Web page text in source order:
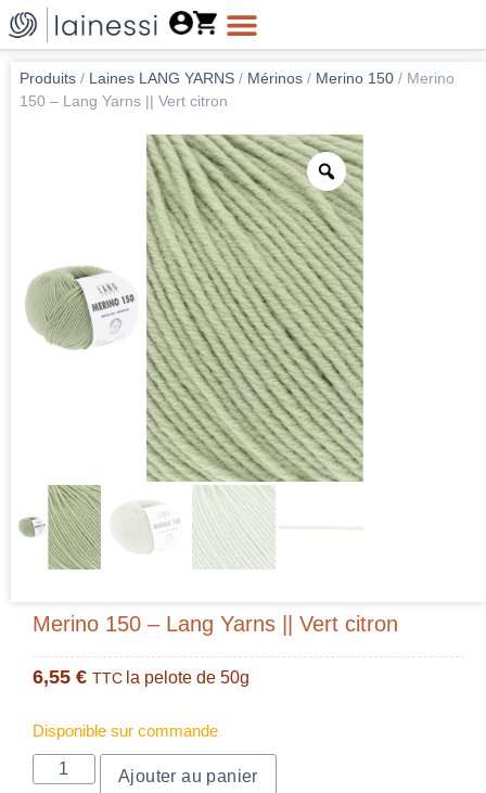
Produits / Laines LANG YARNS / Mérinos / Merino 150 / Merino
150 – Lang Yarns || Vert citron
Merino 150 – Lang Yarns || Vert citron
6,55 € TTC la pelote de 50g
Disponible sur commande
Ajouter au panier